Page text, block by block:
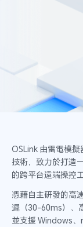
OSLink 由雷電模
技術，致力於打造
的跨平台遠端操控工
憑藉自主研發的高
遲（30-60ms）、
並支援 Windows